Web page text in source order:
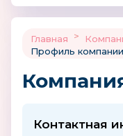
Главная >
Профиль компании
Контактная